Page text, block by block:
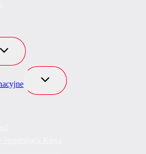
Przełącz
Przełącz
podrzędne